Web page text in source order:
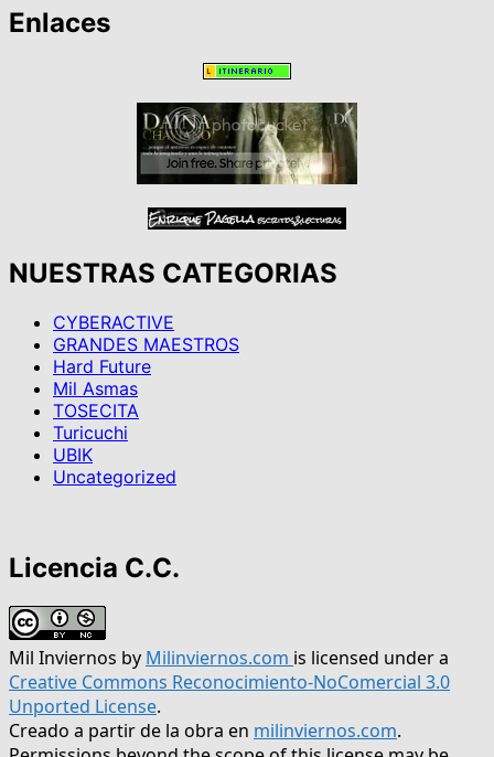
Enlaces
NUESTRAS CATEGORIAS
CYBERACTIVE
GRANDES MAESTROS
Hard Future
Mil Asmas
TOSECITA
Turicuchi
UBIK
Uncategorized
Licencia C.C.
Mil Inviernos by Milinviernos.com is licensed under a
Creative Commons Reconocimiento-NoComercial 3.0
Unported License.
Creado a partir de la obra en milinviernos.com.